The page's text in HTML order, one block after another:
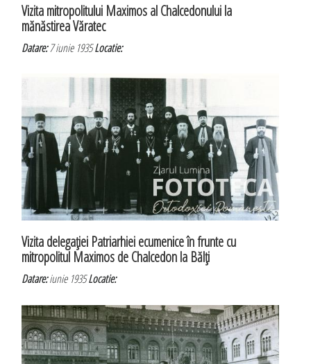
Vizita mitropolitului Maximos al Chalcedonului la
mănăstirea Văratec
Datare:7 iunie 1935Locatie:
Vizita delegaţiei Patriarhiei ecumenice în frunte cu
mitropolitul Maximos de Chalcedon la Bălţi
Datare:iunie 1935Locatie: